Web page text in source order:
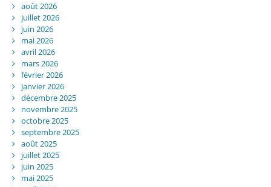
août 2026
juillet 2026
juin 2026
mai 2026
avril 2026
mars 2026
février 2026
janvier 2026
décembre 2025
novembre 2025
octobre 2025
septembre 2025
août 2025
juillet 2025
juin 2025
mai 2025